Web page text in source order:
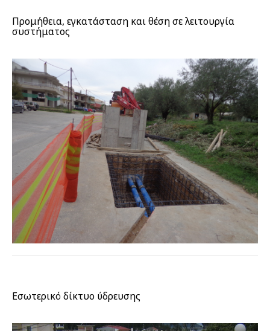
Προμήθεια, εγκατάσταση και θέση σε λειτουργία
συστήματος
Εσωτερικό δίκτυο ύδρευσης